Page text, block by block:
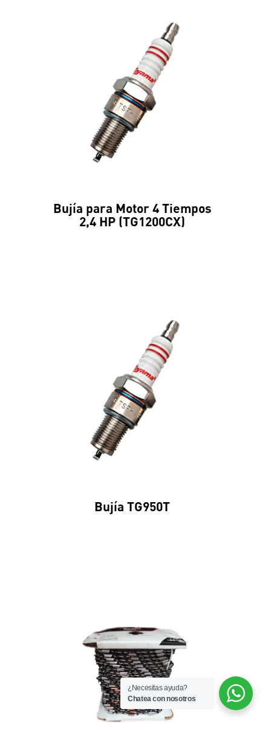
Bujía para Motor 4 Tiempos
2,4 HP (TG1200CX)
Bujía TG950T
¿Necesitas ayuda?
Chatea con nosotros